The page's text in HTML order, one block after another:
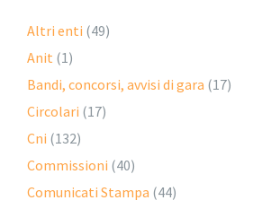
Altri enti (49)
Anit (1)
Bandi, concorsi, avvisi di gara (17)
Circolari (17)
Cni (132)
Commissioni (40)
Comunicati Stampa (44)